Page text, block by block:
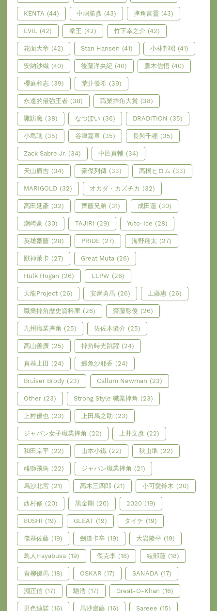
KENTA (44) 中嶋勝彥 (43) 摔角言靈 (43)
EVIL (42) 拳王 (42) 竹下幸之介 (42)
花面大帝 (42) Stan Hansen (41) 小林邦昭 (41)
安納沙織 (40) 後藤洋央紀 (40) 鷹木信悟 (40)
櫻庭和志 (39) 荒井優希 (39)
永遠的最強王者 (38) 職業摔角大賞 (38)
諏訪魔 (38) なつぽい (36) DRADITION (35)
小島聰 (35) 谷津嘉章 (35) 長與千種 (35)
Zack Sabre Jr. (34) 中邑真輔 (34)
天山廣吉 (34) 豪傑列傳 (33) 高橋ヒロム (33)
MARIGOLD (32) オカダ・カズチカ (32)
高田延彥 (32) 齊藤兄弟 (31) 成田蓮 (30)
潮崎豪 (30) TAJIRI (29) Yuto-Ice (28)
英雄齋藤 (28) PRIDE (27) 海野翔太 (27)
獸神萊卡 (27) Great Muta (26)
Hulk Hogan (26) LLPW (26)
天龍Project (26) 安齊勇馬 (26) 工藤惠 (26)
職業摔角歷史資料庫 (26) 齋藤彰俊 (26)
九州職業摔角 (25) 佐佐木健介 (25)
高山善廣 (25) 摔角時光跳躍 (24)
真基上田 (24) 鰻魚沙耶香 (24)
Bruiser Brody (23) Callum Newman (23)
Other (23) Strong Style 職業摔角 (23)
上村優也 (23) 上田馬之助 (23)
ジャパン女子職業摔角 (22) 上井文彥 (22)
和田京平 (22) 山本小鐵 (22) 秋山準 (22)
雌獅飛鳥 (22) ジャパン職業摔角 (21)
馬沙北宮 (21) 高木三四郎 (21) 小可愛鈴木 (20)
西村修 (20) 黑金剛 (20) 2020 (19)
BUSHI (19) GLEAT (19) タイチ (19)
傑基佐藤 (19) 劍道卡辛 (19) 大岩陵平 (19)
鳥人Hayabusa (19) 傑克李 (18) 綾部蓮 (18)
青柳優馬 (18) OSKAR (17) SANADA (17)
淵正信 (17) 馳浩 (17) Great-O-Khan (16)
男色迪諾 (16) 馬沙齋藤 (16) Sareee (15)